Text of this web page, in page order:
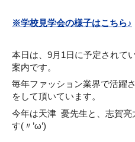
※学校見学会の様子はこちら♪
本日は、9月1日に予定されて
案内です。
毎年ファッション業界で活躍
をして頂いています。
今年は天津 憂先生と、志賀亮
す(〃’ω’)